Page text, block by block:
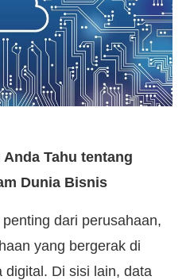
Tahu tentang
Dunia Bisnis
dari perusahaan,
yang bergerak di
digital. Di sisi lain, data